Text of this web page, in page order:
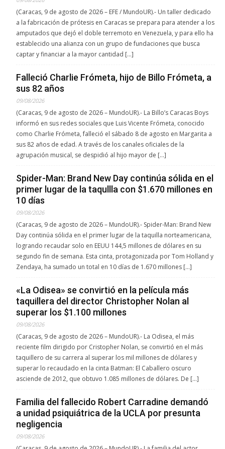
(Caracas, 9 de agosto de 2026 – EFE / MundoUR).- Un taller dedicado
a la fabricación de prótesis en Caracas se prepara para atender a los
amputados que dejó el doble terremoto en Venezuela, y para ello ha
establecido una alianza con un grupo de fundaciones que busca
captar y financiar a la mayor cantidad […]
Falleció Charlie Frómeta, hijo de Billo Frómeta, a
sus 82 años
09/08/2026
(Caracas, 9 de agosto de 2026 – MundoUR).- La Billo’s Caracas Boys
informó en sus redes sociales que Luis Vicente Frómeta, conocido
como Charlie Frómeta, falleció el sábado 8 de agosto en Margarita a
sus 82 años de edad. A través de los canales oficiales de la
agrupación musical, se despidió al hijo mayor de […]
Spider-Man: Brand New Day continúa sólida en el
primer lugar de la taqullla con $1.670 millones en
10 días
09/08/2026
(Caracas, 9 de agosto de 2026 – MundoUR).- Spider-Man: Brand New
Day continúa sólida en el primer lugar de la taquilla norteamericana,
logrando recaudar solo en EEUU 144,5 millones de dólares en su
segundo fin de semana. Esta cinta, protagonizada por Tom Holland y
Zendaya, ha sumado un total en 10 días de 1.670 millones […]
«La Odisea» se convirtió en la película más
taquillera del director Christopher Nolan al
superar los $1.100 millones
09/08/2026
(Caracas, 9 de agosto de 2026 – MundoUR).- La Odisea, el más
reciente film dirigido por Cristopher Nolan, se convirtió en el más
taquillero de su carrera al superar los mil millones de dólares y
superar lo recaudado en la cinta Batman: El Caballero oscuro
asciende de 2012, que obtuvo 1.085 millones de dólares. De […]
Familia del fallecido Robert Carradine demandó
a unidad psiquiátrica de la UCLA por presunta
negligencia
09/08/2026